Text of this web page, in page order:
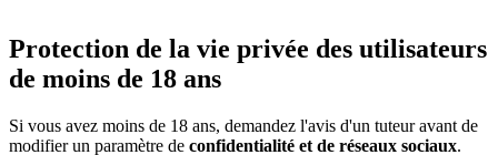
Protection de la vie privée des utilisateurs
de moins de 18 ans
Si vous avez moins de 18 ans, demandez l'avis d'un tuteur avant de
modifier un paramètre de confidentialité et de réseaux sociaux.